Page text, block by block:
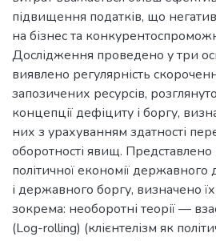
підвищення податків, що
на бізнес та
Дослідження проведено у три
виявлено регулярність
запозичених ресурсів,
концепції дефіциту і боргу,
них з урахуванням здатності
оборотності явищ. Представлено
політичної економії державного
і державного боргу, визначено
зокрема: необоротні теорії —
(Log-rolling) (клієнтелізм як